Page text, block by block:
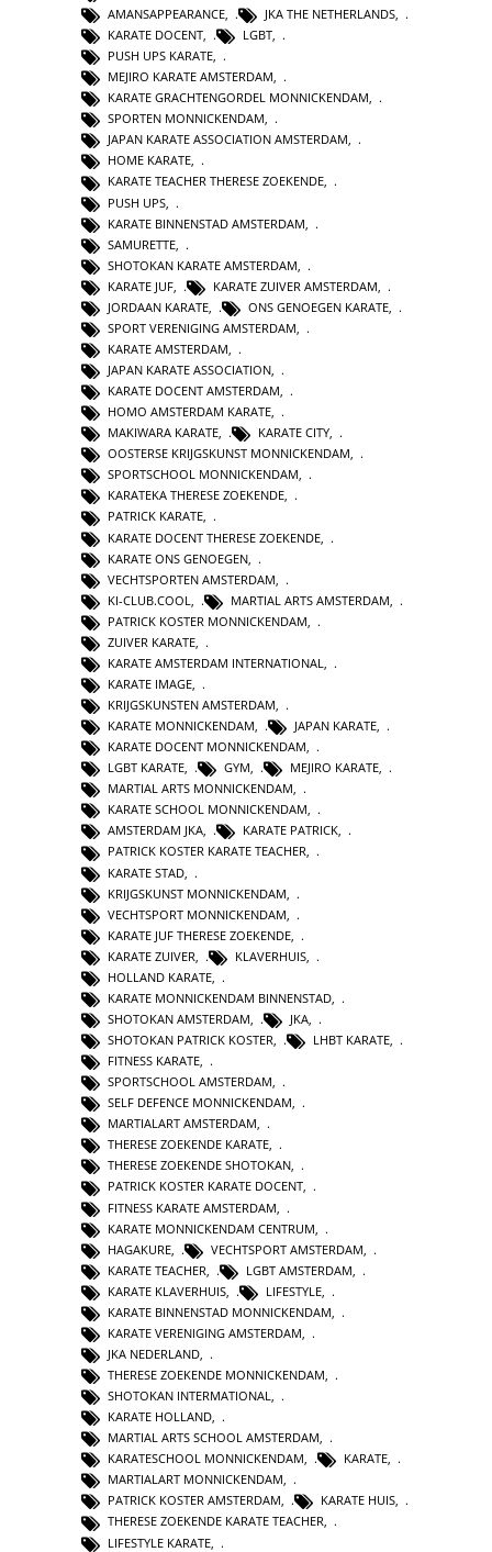
AMANSAPPEARANCE
JKA THE NETHERLANDS
KARATE DOCENT, LGBT,
PUSH UPS KARATE,
MEJIRO KARATE AMSTERDAM,
KARATE GRACHTENGORDEL MONNICKENDAM,
SPORTEN MONNICKENDAM,
JAPAN KARATE ASSOCIATION AMSTERDAM,
HOME KARATE,
KARATE TEACHER THERESE ZOEKENDE,
PUSH UPS
KARATE BINNENSTAD AMSTERDAM
SAMURETTE
SHOTOKAN KARATE AMSTERDAM
KARATE JUF
KARATE ZUIVER AMSTERDAM
JORDAAN KARATE
ONS GENOEGEN KARATE
SPORT VERENIGING AMSTERDAM
KARATE AMSTERDAM
JAPAN KARATE ASSOCIATION,
KARATE DOCENT AMSTERDAM,
HOMO AMSTERDAM KARATE,
MAKIWARA KARATE, KARATE CITY,
OOSTERSE KRIJGSKUNST MONNICKENDAM,
SPORTSCHOOL MONNICKENDAM,
KARATEKA THERESE ZOEKENDE,
PATRICK KARATE,
KARATE DOCENT THERESE ZOEKENDE
KARATE ONS GENOEGEN
VECHTSPORTEN AMSTERDAM
KI-CLUB.COOL
MARTIAL ARTS AMSTERDAM
PATRICK KOSTER MONNICKENDAM
ZUIVER KARATE
KARATE AMSTERDAM INTERNATIONAL
KARATE IMAGE
KRIJGSKUNSTEN AMSTERDAM,
KARATE MONNICKENDAM, JAPAN KARATE,
KARATE DOCENT MONNICKENDAM,
LGBT KARATE, GYM, MEJIRO KARATE,
MARTIAL ARTS MONNICKENDAM,
KARATE SCHOOL MONNICKENDAM,
AMSTERDAM JKA, KARATE PATRICK,
PATRICK KOSTER KARATE TEACHER,
KARATE STAD
KRIJGSKUNST MONNICKENDAM
VECHTSPORT MONNICKENDAM
KARATE JUF THERESE ZOEKENDE
KARATE ZUIVER
KLAVERHUIS
HOLLAND KARATE
KARATE MONNICKENDAM BINNENSTAD
SHOTOKAN AMSTERDAM
JKA
SHOTOKAN PATRICK KOSTER, LHBT KARATE,
FITNESS KARATE,
SPORTSCHOOL AMSTERDAM,
SELF DEFENCE MONNICKENDAM,
MARTIALART AMSTERDAM,
THERESE ZOEKENDE KARATE,
THERESE ZOEKENDE SHOTOKAN,
PATRICK KOSTER KARATE DOCENT,
FITNESS KARATE AMSTERDAM
KARATE MONNICKENDAM CENTRUM
HAGAKURE
VECHTSPORT AMSTERDAM
KARATE TEACHER
LGBT AMSTERDAM
KARATE KLAVERHUIS
LIFESTYLE
KARATE BINNENSTAD MONNICKENDAM
KARATE VERENIGING AMSTERDAM
JKA NEDERLAND
THERESE ZOEKENDE MONNICKENDAM,
SHOTOKAN INTERMATIONAL,
KARATE HOLLAND,
MARTIAL ARTS SCHOOL AMSTERDAM,
KARATESCHOOL MONNICKENDAM, KARATE,
MARTIALART MONNICKENDAM,
PATRICK KOSTER AMSTERDAM, KARATE HUIS,
THERESE ZOEKENDE KARATE TEACHER,
LIFESTYLE KARATE